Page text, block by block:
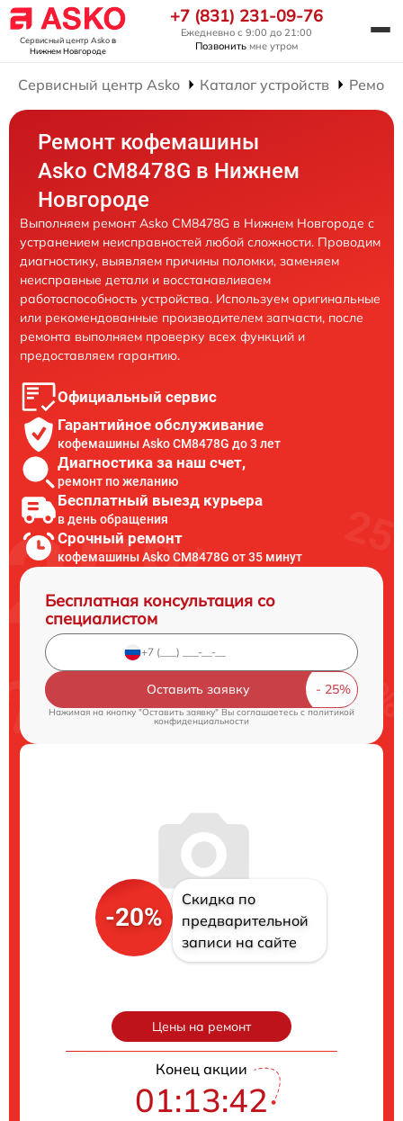
Сервисный центр Askoв
Нижнем Новгороде
+7 (831) 231-09-76
Ежедневно с 9:00 до 21:00
Позвонить мне утром
Сервисный центр Asko Каталог устройств
Ремонт кофемашины
Asko CM8478G в Нижнем
Новгороде
Выполняем ремонт Asko CM8478G в Нижнем Новгороде с
устранением неисправностей любой сложности. Проводим
диагностику, выявляем причины поломки, заменяем
неисправные детали и восстанавливаем
работоспособность устройства. Используем оригинальные
или рекомендованные производителем запчасти, после
ремонта выполняем проверку всех функций и
предоставляем гарантию.
Официальный сервис
Гарантийное обслуживание
кофемашины Asko CM8478G до 3 лет
Диагностика за наш счет,
ремонт по желанию
Бесплатный выезд курьера
в день обращения
Срочный ремонт
кофемашины Asko CM8478G от 35 минут
Бесплатная консультация со
специалистом
Оставить заявку
Нажимая на кнопку "Оставить заявку" Вы соглашаетесь cполитикой
конфиденциальности
-20%
Скидка по
предварительной
записи на сайте
Цены на ремонт
Конец акции
01:13:41